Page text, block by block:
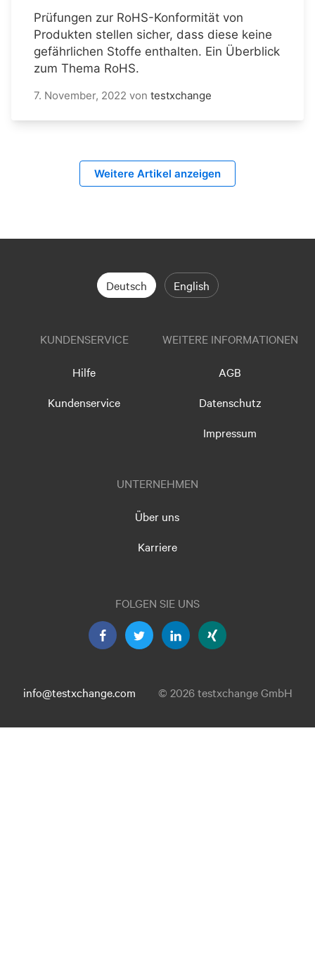
Prüfungen zur RoHS-Konformität von
Produkten stellen sicher, dass diese keine
gefährlichen Stoffe enthalten. Ein Überblick
zum Thema RoHS.
7. November, 2022 von testxchange
Weitere Artikel anzeigen
Deutsch English
KUNDENSERVICE
Hilfe
Kundenservice
WEITERE INFORMATIONEN
AGB
Datenschutz
Impressum
UNTERNEHMEN
Über uns
Karriere
FOLGEN SIE UNS
info@testxchange.com © 2026 testxchange GmbH